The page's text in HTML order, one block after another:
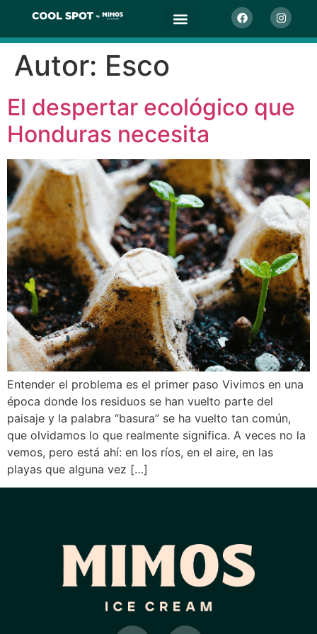
Autor: Esco
El despertar ecológico que
Honduras necesita
Entender el problema es el primer paso Vivimos en una
época donde los residuos se han vuelto parte del
paisaje y la palabra “basura” se ha vuelto tan común,
que olvidamos lo que realmente significa. A veces no la
vemos, pero está ahí: en los ríos, en el aire, en las
playas que alguna vez […]